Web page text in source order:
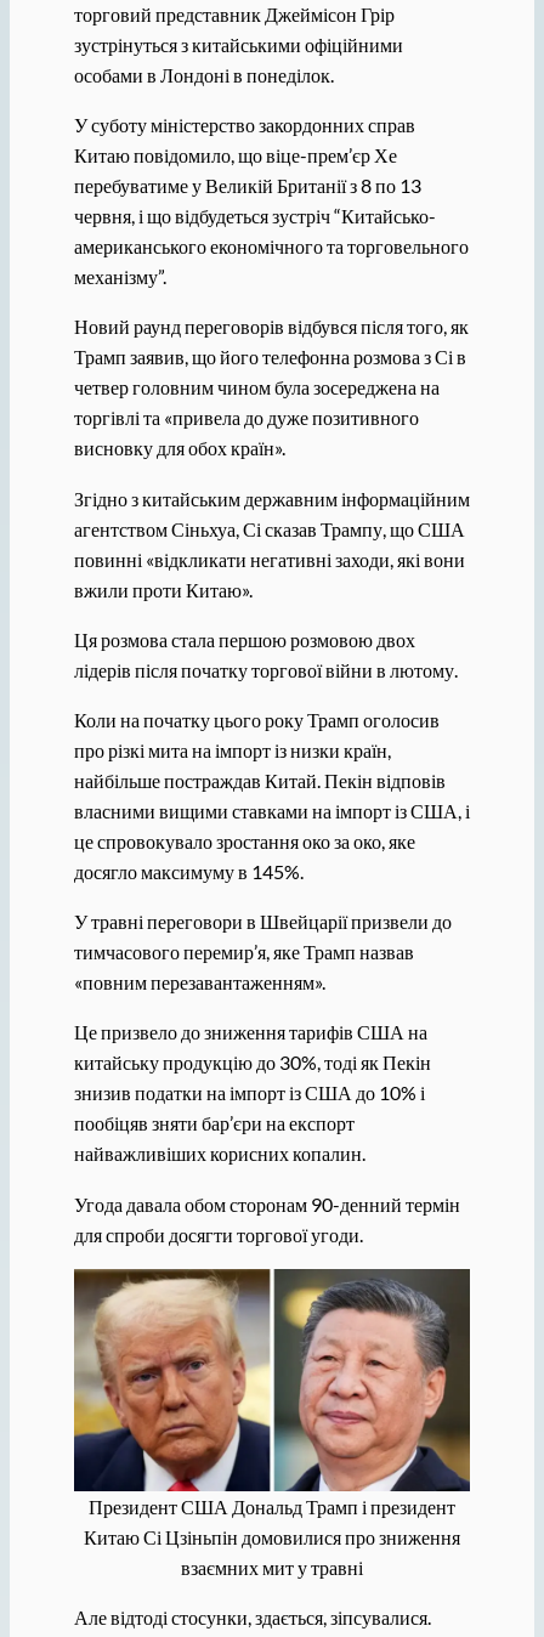
торговий представник Джеймісон Грір
зустрінуться з китайськими офіційними
особами в Лондоні в понеділок.
У суботу міністерство закордонних справ
Китаю повідомило, що віце-прем’єр Хе
перебуватиме у Великій Британії з 8 по 13
червня, і що відбудеться зустріч “Китайсько-
американського економічного та торговельного
механізму”.
Новий раунд переговорів відбувся після того, як
Трамп заявив, що його телефонна розмова з Сі в
четвер головним чином була зосереджена на
торгівлі та «привела до дуже позитивного
висновку для обох країн».
Згідно з китайським державним інформаційним
агентством Сіньхуа, Сі сказав Трампу, що США
повинні «відкликати негативні заходи, які вони
вжили проти Китаю».
Ця розмова стала першою розмовою двох
лідерів після початку торгової війни в лютому.
Коли на початку цього року Трамп оголосив
про різкі мита на імпорт із низки країн,
найбільше постраждав Китай. Пекін відповів
власними вищими ставками на імпорт із США, і
це спровокувало зростання око за око, яке
досягло максимуму в 145%.
У травні переговори в Швейцарії призвели до
тимчасового перемир’я, яке Трамп назвав
«повним перезавантаженням».
Це призвело до зниження тарифів США на
китайську продукцію до 30%, тоді як Пекін
знизив податки на імпорт із США до 10% і
пообіцяв зняти бар’єри на експорт
найважливіших корисних копалин.
Угода давала обом сторонам 90-денний термін
для спроби досягти торгової угоди.
Президент США Дональд Трамп і президент
Китаю Сі Цзіньпін домовилися про зниження
взаємних мит у травні
Але відтоді стосунки, здається, зіпсувалися.